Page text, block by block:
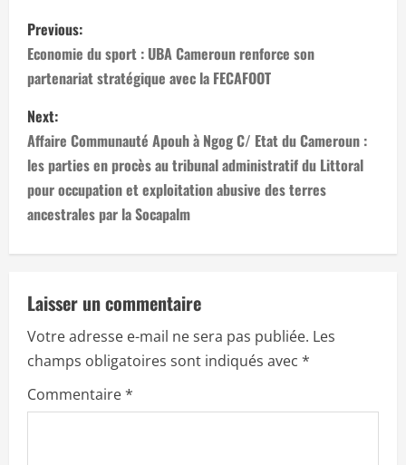
P
o
s
t
n
a
v
i
g
a
t
Previous:
Economie du sport : UBA Cameroun renforce son
partenariat stratégique avec la FECAFOOT
Next:
Affaire Communauté Apouh à Ngog C/ Etat du Cameroun :
les parties en procès au tribunal administratif du Littoral
pour occupation et exploitation abusive des terres
ancestrales par la Socapalm
Laisser un commentaire
Votre adresse e-mail ne sera pas publiée. Les
champs obligatoires sont indiqués avec *
Commentaire*